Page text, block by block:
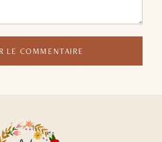
LE COMMENTAIRE